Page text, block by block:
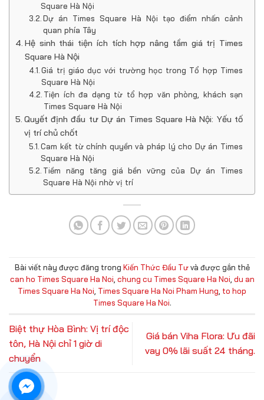
Square Hà Nội
Dự án Times Square Hà Nội tạo điểm nhấn cảnh
quan phía Tây
Hệ sinh thái tiện ích tích hợp nâng tầm giá trị Times
Square Hà Nội
Giá trị giáo dục với trường học trong Tổ hợp Times
Square Hà Nội
Tiện ích đa dạng từ tổ hợp văn phòng, khách sạn
Times Square Hà Nội
Quyết định đầu tư Dự án Times Square Hà Nội: Yếu tố
vị trí chủ chốt
Cam kết từ chính quyền và pháp lý cho Dự án Times
Square Hà Nội
Tiềm năng tăng giá bền vững của Dự án Times
Square Hà Nội nhờ vị trí
Bài viết này được đăng trong Kiến Thức Đầu Tưvà được gắn thẻ
can ho Times Square Ha Noi chung cu Times Square Ha Noi du an
Times Square Ha Noi Times Square Ha Noi Pham Hung to hop
Times Square Ha Noi.
Biệt thự Hòa Bình: Vị trí độc
tôn, Hà Nội chỉ 1 giờ di
chuyển
Giá bán Viha Flora: Ưu đãi
vay 0% lãi suất 24 tháng.